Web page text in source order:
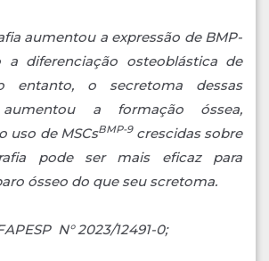
aumentou a expressão de BMP-
a diferenciação osteoblástica de
entanto, o secretoma dessas
a formação óssea,
uso de MSCsBMP-9crescidas sobre
pode ser mais eficaz para
ósseo do que seu scretoma.
N° 2023/12491-0;